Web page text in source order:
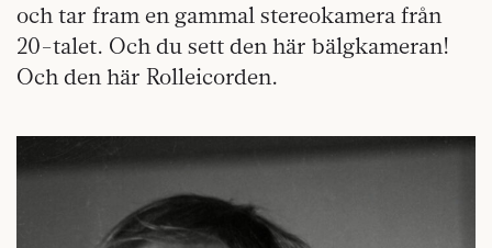
och tar fram en gammal stereokamera från
20-talet. Och du sett den här bälgkameran!
Och den här Rolleicorden.